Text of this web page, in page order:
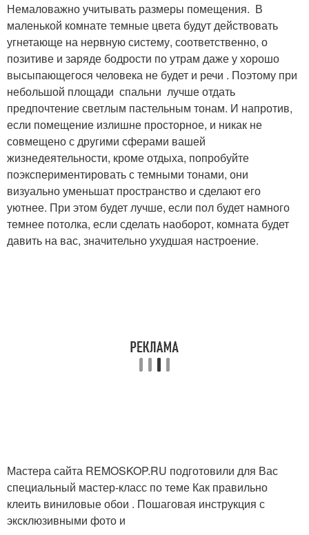
Немаловажно учитывать размеры помещения. В
маленькой комнате темные цвета будут действовать
угнетающе на нервную систему, соответственно, о
позитиве и заряде бодрости по утрам даже у хорошо
высыпающегося человека не будет и речи . Поэтому при
небольшой площади спальни лучше отдать
предпочтение светлым пастельным тонам. И напротив,
если помещение излишне просторное, и никак не
совмещено с другими сферами вашей
жизнедеятельности, кроме отдыха, попробуйте
поэкспериментировать с темными тонами, они
визуально уменьшат пространство и сделают его
уютнее. При этом будет лучше, если пол будет намного
темнее потолка, если сделать наоборот, комната будет
давить на вас, значительно ухудшая настроение.
Мастера сайта REMOSKOP.RU подготовили для Вас
специальный мастер-класс по теме Как правильно
клеить виниловые обои . Пошаговая инструкция с
эксклюзивными фото и